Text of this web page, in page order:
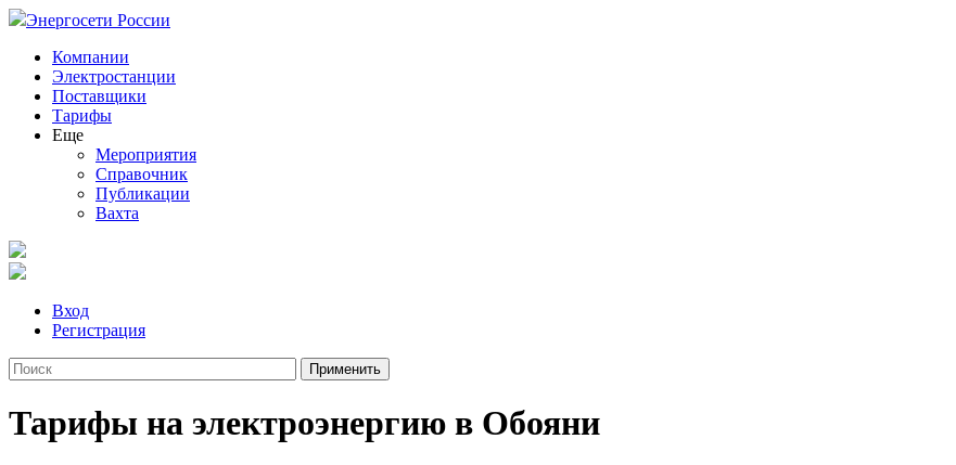
Энергосети России
Компании
Электростанции
Поставщики
Тарифы
Еще
Мероприятия
Справочник
Публикации
Вахта
Вход
Регистрация
Тарифы на электроэнергию в Обояни